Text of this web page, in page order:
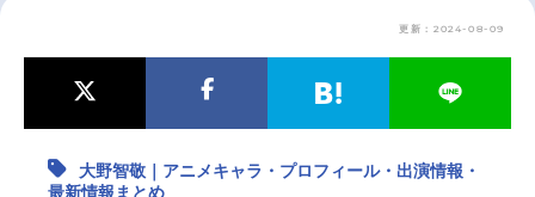
最新記事一覧
更新：2024-08-09
大野智敬｜アニメキャラ・プロフィール・出演情報・
最新情報まとめ